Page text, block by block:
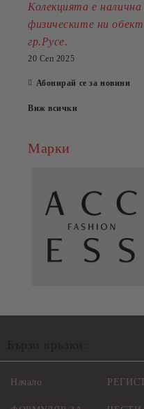
Колекцията е
физическите ни
гр.Русе.
20 Сеп 2025
Абонирай се за новини
Виж всички
Марки
Начало